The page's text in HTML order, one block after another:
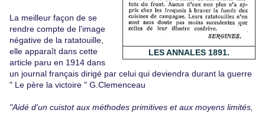
LES ANNALES 1891.
La meilleur façon de se
rendre compte de l'image
négative de la ratatouille,
elle apparaît dans cette
article paru en 1914 dans
un journal français dirigé par celui qui deviendra durant la guerre
" Le père la victoire " G.Clemenceau
"Aidé d'un cuistot aux méthodes primitives et aux moyens limités,